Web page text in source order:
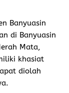
Banyuasin
di Banyuasin
Mata,
khasiat
diolah